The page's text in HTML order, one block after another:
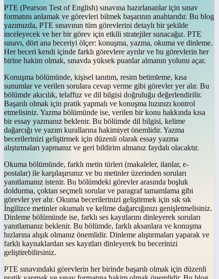
PTE (Pearson Test of English) sınavına hazırlananlar için sınav
formatını anlamak ve görevleri bilmek başarının anahtarıdır. Bu blog
yazımızda, PTE sınavının tüm görevlerini detaylı bir şekilde
inceleyecek ve her bir görev için etkili stratejiler sunacağız. PTE
sınavı, dört ana beceriyi ölçer: konuşma, yazma, okuma ve dinleme.
Her beceri kendi içinde farklı görevlere ayrılır ve bu görevlerin her
birine hakim olmak, sınavda yüksek puanlar almanın yolunu açar.
Konuşma bölümünde, kişisel tanıtım, resim betimleme, kısa
sunumlar ve verilen sorulara cevap verme gibi görevler yer alır. Bu
bölümde akıcılık, telaffuz ve dil bilgisi doğruluğu değerlendirilir.
Başarılı olmak için pratik yapmalı ve konuşma hızınızı kontrol
etmelisiniz. Yazma bölümünde ise, verilen bir konu hakkında kısa
bir essay yazmanız beklenir. Bu bölümde dil bilgisi, kelime
dağarcığı ve yazım kurallarına hakimiyet önemlidir. Yazma
becerilerinizi geliştirmek için düzenli olarak essay yazma
alıştırmaları yapmanız ve geri bildirim almanız faydalı olacaktır.
Okuma bölümünde, farklı metin türleri (makaleler, ilanlar, e-
postalar) ile karşılaşırsınız ve bu metinler üzerinden soruları
yanıtlamanız istenir. Bu bölümdeki görevler arasında boşluk
doldurma, çoktan seçmeli sorular ve paragraf tamamlama gibi
görevler yer alır. Okuma becerilerinizi geliştirmek için sık sık
İngilizce metinler okumalı ve kelime dağarcığınızı genişletmelisiniz.
Dinleme bölümünde ise, farklı ses kayıtlarını dinleyerek soruları
yanıtlamanız beklenir. Bu bölümde, farklı aksanlara ve konuşma
hızlarına alışık olmanız önemlidir. Dinleme alıştırmaları yaparak ve
farklı kaynaklardan ses kayıtları dinleyerek bu becerinizi
geliştirebilirsiniz.
PTE sınavındaki görevlerin her birinde başarılı olmak için düzenli